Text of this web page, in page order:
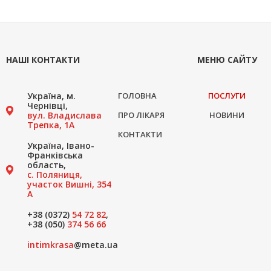
НАШІ КОНТАКТИ
Україна, м.
Чернівці,
вул. Владислава
Трепка, 1А
Україна, Івано-
Франківська
область,
с. Поляниця,
участок Вишні, 354
А
+38 (0372) 54 72 82,
+38 (050) 374 56 66
intimkrasa@meta.ua
МЕНЮ САЙТУ
ГОЛОВНА
ПОСЛУГИ
ПРО ЛІКАРЯ
НОВИНИ
КОНТАКТИ